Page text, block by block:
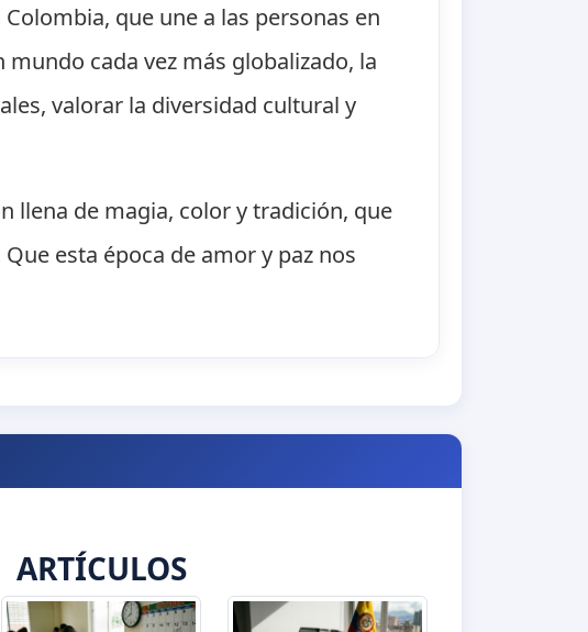
que une a las personas en
cada vez más globalizado, la
valorar la diversidad cultural y
llena de magia, color y tradición, que
esta época de amor y paz nos
ARTÍCULOS